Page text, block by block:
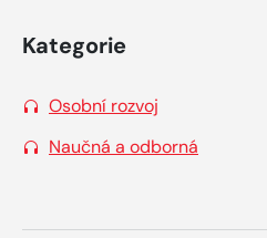
Kategorie
Osobní rozvoj
Naučná a odborná